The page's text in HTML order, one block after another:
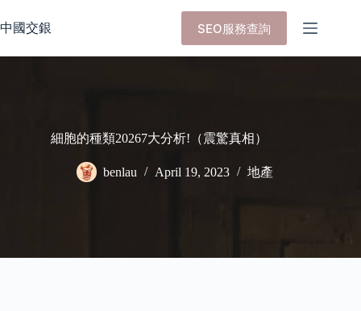
to
content
中國交銀 SEO服務查詢
細胞的種類20267大分析!（震驚真相）
benlau April 19, 2023 地產